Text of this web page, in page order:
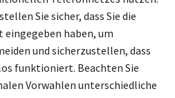
Sie sicher, dass Sie die
haben, um
und sicherzustellen, dass
funktioniert. Beachten Sie
Vorwahlen unterschiedliche